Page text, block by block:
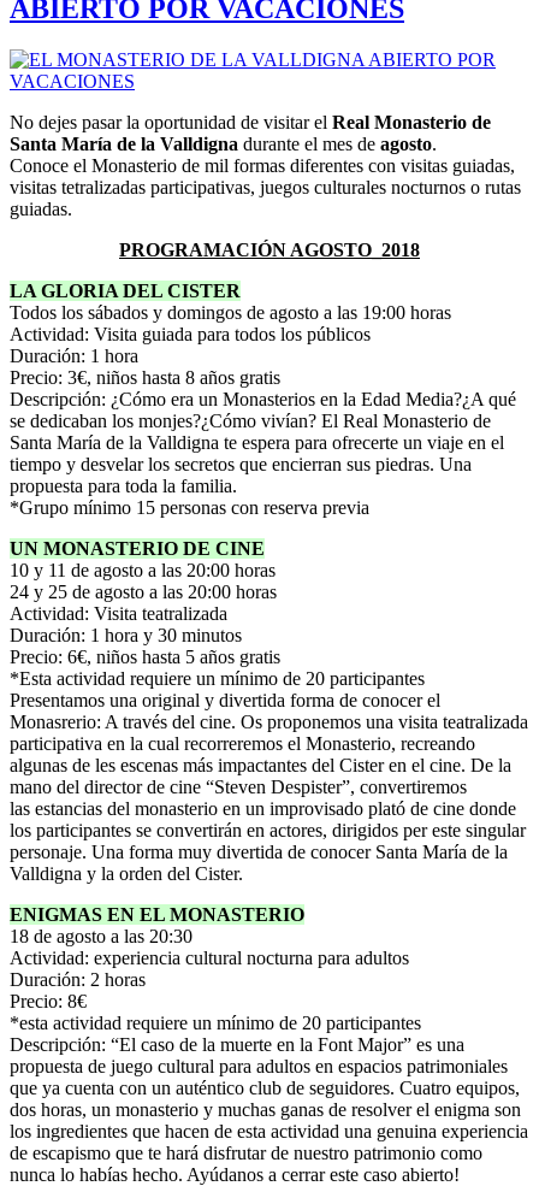
ABIERTO POR VACACIONES
No dejes pasar la oportunidad de visitar el Real Monasterio de
Santa María de la Valldigna durante el mes de agosto.
Conoce el Monasterio de mil formas diferentes con visitas guiadas,
visitas tetralizadas participativas, juegos culturales nocturnos o rutas
guiadas.
PROGRAMACIÓN AGOSTO_2018
LA GLORIA DEL CISTER
Todos los sábados y domingos de agosto a las 19:00 horas
Actividad: Visita guiada para todos los públicos
Duración: 1 hora
Precio: 3€, niños hasta 8 años gratis
Descripción: ¿Cómo era un Monasterios en la Edad Media?¿A qué
se dedicaban los monjes?¿Cómo vivían? El Real Monasterio de
Santa María de la Valldigna te espera para ofrecerte un viaje en el
tiempo y desvelar los secretos que encierran sus piedras. Una
propuesta para toda la familia.
*Grupo mínimo 15 personas con reserva previa
UN MONASTERIO DE CINE
10 y 11 de agosto a las 20:00 horas
24 y 25 de agosto a las 20:00 horas
Actividad: Visita teatralizada
Duración: 1 hora y 30 minutos
Precio: 6€, niños hasta 5 años gratis
*Esta actividad requiere un mínimo de 20 participantes
Presentamos una original y divertida forma de conocer el
Monasrerio: A través del cine. Os proponemos una visita teatralizada
participativa en la cual recorreremos el Monasterio, recreando
algunas de les escenas más impactantes del Cister en el cine. De la
mano del director de cine “Steven Despister”, convertiremos
las estancias del monasterio en un improvisado plató de cine donde
los participantes se convertirán en actores, dirigidos per este singular
personaje. Una forma muy divertida de conocer Santa María de la
Valldigna y la orden del Cister.
ENIGMAS EN EL MONASTERIO
18 de agosto a las 20:30
Actividad: experiencia cultural nocturna para adultos
Duración: 2 horas
Precio: 8€
*esta actividad requiere un mínimo de 20 participantes
Descripción: “El caso de la muerte en la Font Major” es una
propuesta de juego cultural para adultos en espacios patrimoniales
que ya cuenta con un auténtico club de seguidores. Cuatro equipos,
dos horas, un monasterio y muchas ganas de resolver el enigma son
los ingredientes que hacen de esta actividad una genuina experiencia
de escapismo que te hará disfrutar de nuestro patrimonio como
nunca lo habías hecho. Ayúdanos a cerrar este caso abierto!